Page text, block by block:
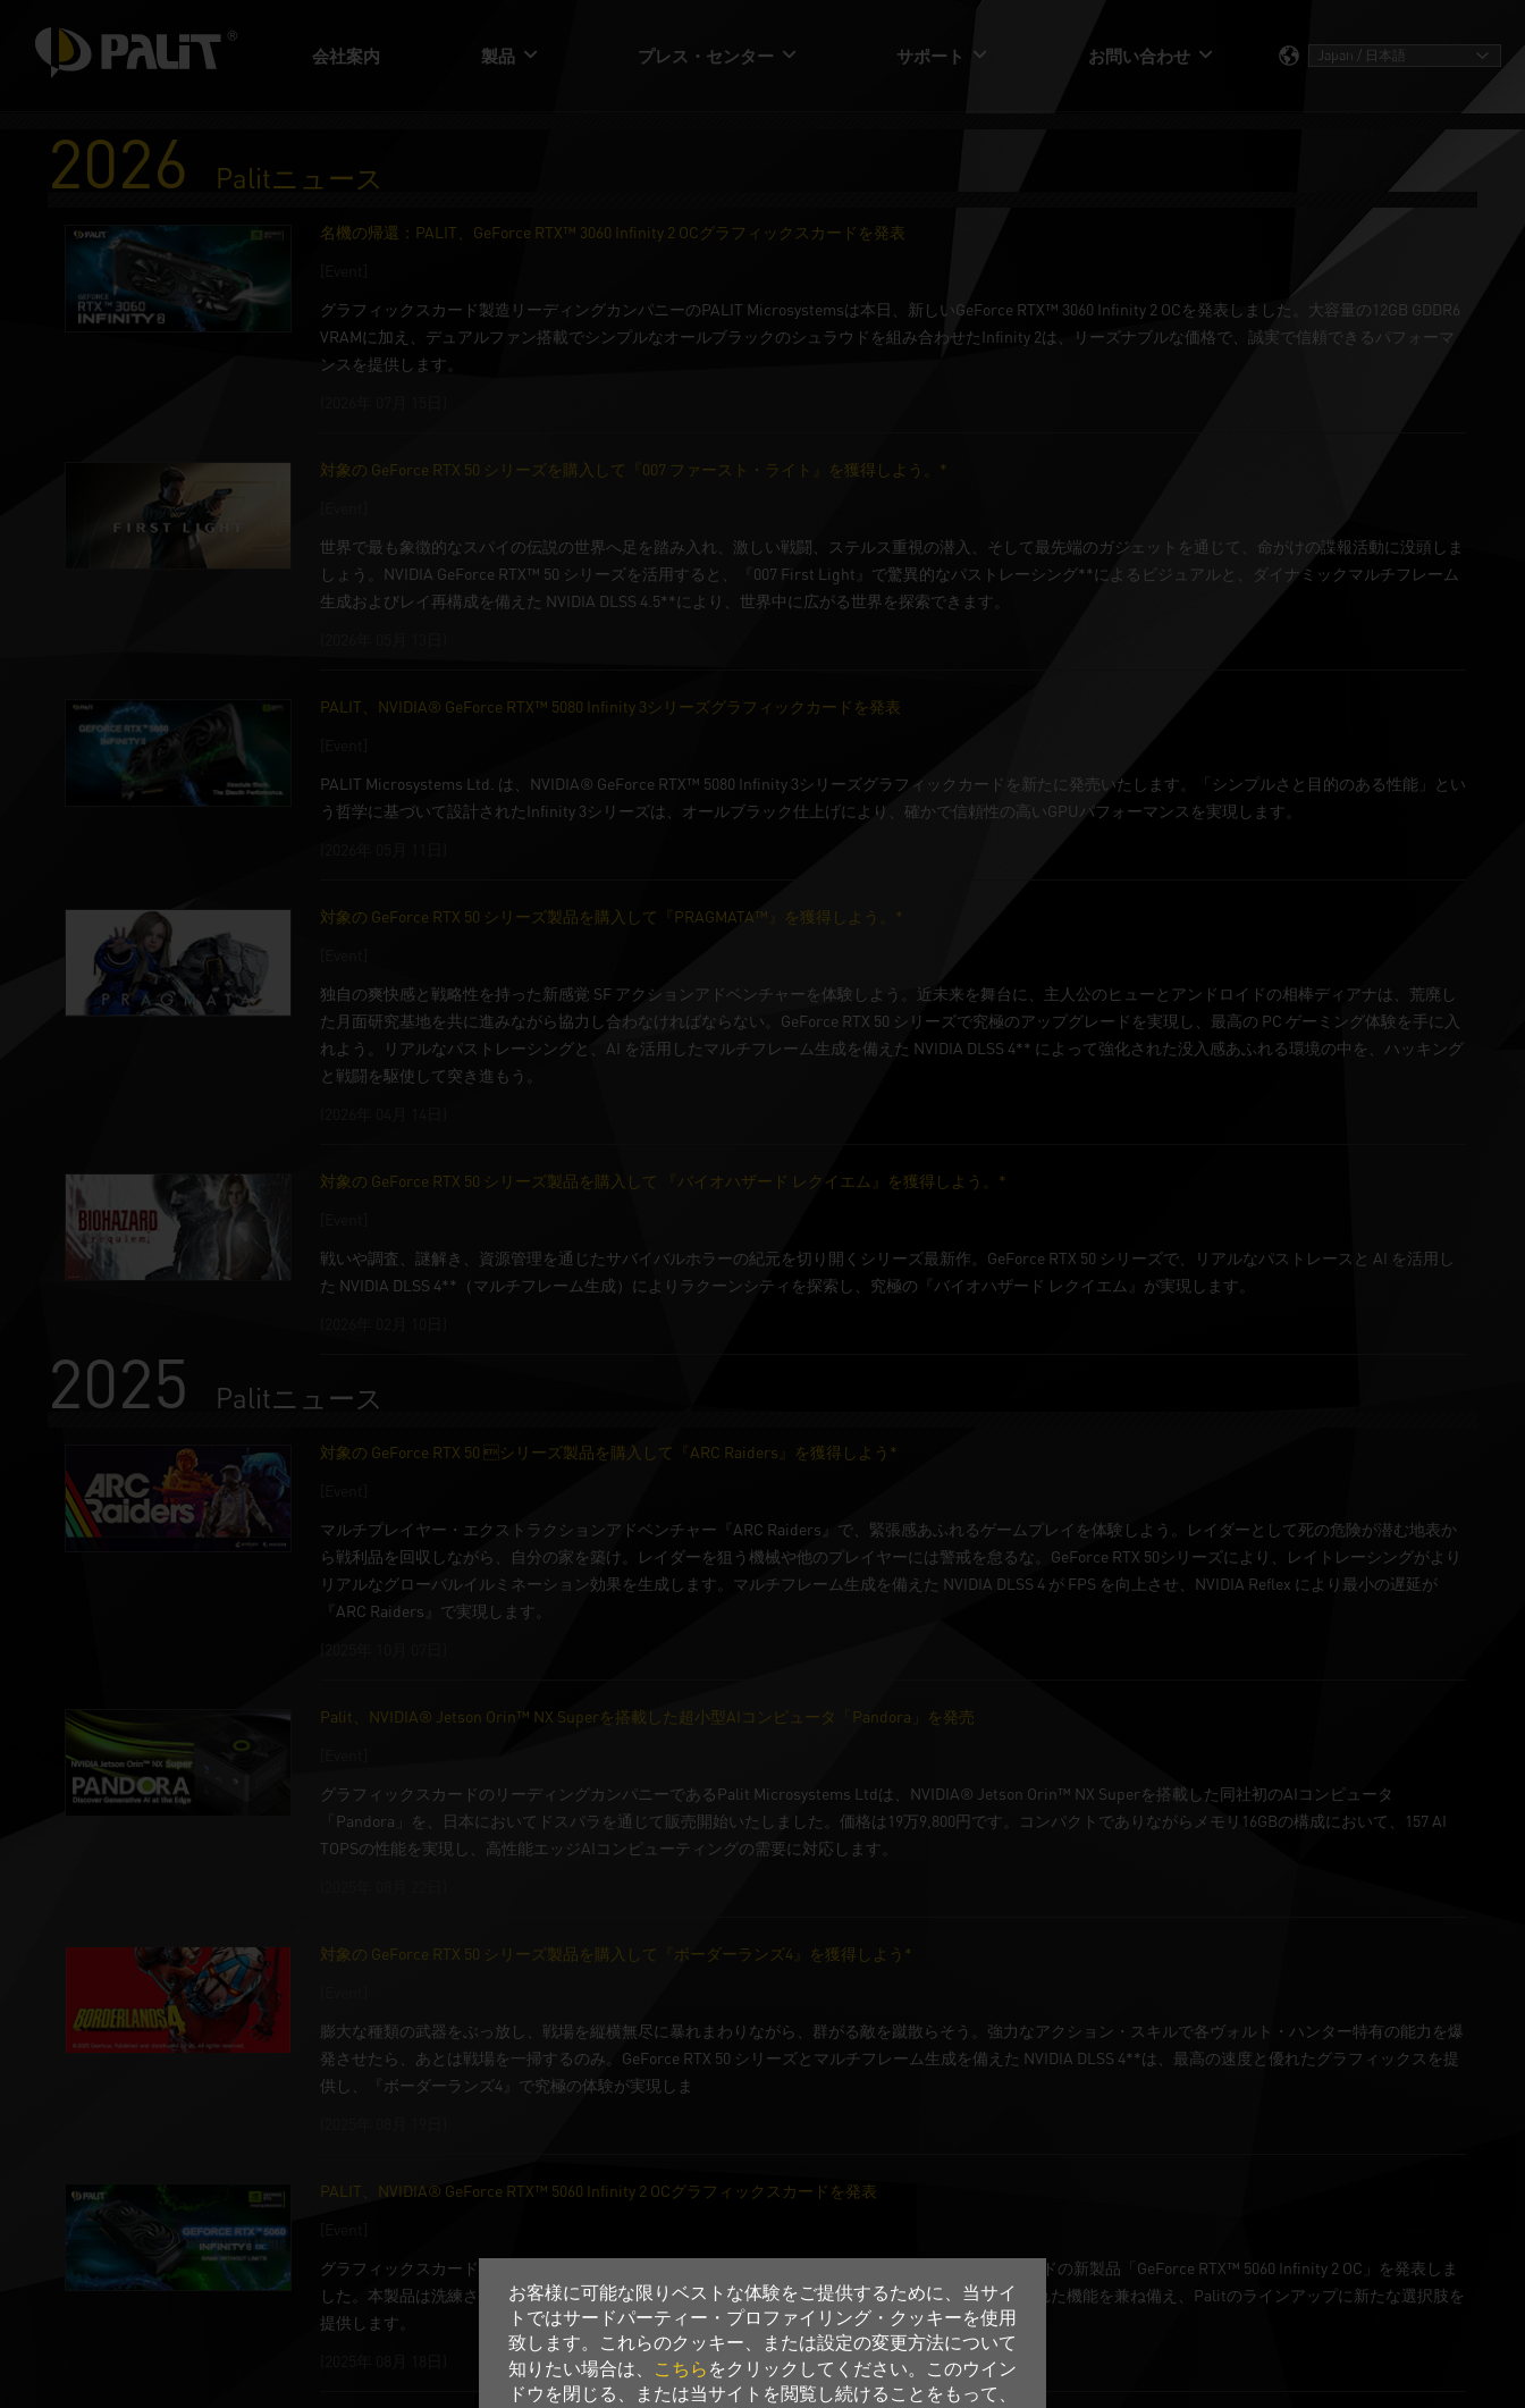
お客様に可能な限りベストな体験をご提供するために、当サイ
トではサードパーティー・プロファイリング・クッキーを使用
致します。これらのクッキー、または設定の変更方法について
知りたい場合は、
こちら をクリックしてください。このウイン
ドウを閉じる、または当サイトを閲覧し続けることをもって、
会社案内 製品 プレス・センター サポート お問い合わせ
2026 Palitニュース
名機の帰還：PALIT、GeForce RTX™ 3060 Infinity 2 OCグラフィックスカードを発表
グラフィックスカード製造リーディングカンパニーのPALIT Microsystemsは本日、新しいGeForce RTX™ 3060 Infinity 2 OCを発表しました。大容量の12GB GDDR6
VRAMに加え、デュアルファン搭載でシンプルなオールブラックのシュラウドを組み合わせたInfinity 2は、リーズナブルな価格で、誠実で信頼できるパフォーマ
ンスを提供します。
対象の GeForce RTX 50 シリーズを購入して『007 ファースト・ライト』を獲得しよう。*
世界で最も象徴的なスパイの伝説の世界へ足を踏み入れ、激しい戦闘、ステルス重視の潜入、そして最先端のガジェットを通じて、命がけの諜報活動に没頭しま
しょう。NVIDIA GeForce RTX™ 50 シリーズを活用すると、『007 First Light』で驚異的なパストレーシング**によるビジュアルと、ダイナミックマルチフレーム
生成およびレイ再構成を備えた NVIDIA DLSS 4.5**により、世界中に広がる世界を探索できます。
PALIT、NVIDIA® GeForce RTX™ 5080 Infinity 3シリーズグラフィックカードを発表
PALIT Microsystems Ltd. は、NVIDIA® GeForce RTX™ 5080 Infinity 3シリーズグラフィックカードを新たに発売いたします。「シンプルさと目的のある性能」とい
う哲学に基づいて設計されたInfinity 3シリーズは、オールブラック仕上げにより、確かで信頼性の高いGPUパフォーマンスを実現します。
対象の GeForce RTX 50 シリーズ製品を購入して『PRAGMATA™』を獲得しよう。*
独自の爽快感と戦略性を持った新感覚 SF アクションアドベンチャーを体験しよう。近未来を舞台に、主人公のヒューとアンドロイドの相棒ディアナは、荒廃し
た月面研究基地を共に進みながら協力し合わなければならない。GeForce RTX 50 シリーズで究極のアップグレードを実現し、最高の PC ゲーミング体験を手に入
れよう。リアルなパストレーシングと、AI を活用したマルチフレーム生成を備えた NVIDIA DLSS 4** によって強化された没入感あふれる環境の中を、ハッキング
と戦闘を駆使して突き進もう。
対象の GeForce RTX 50 シリーズ製品を購入して 『バイオハザード レクイエム』を獲得しよう。*
戦いや調査、謎解き、資源管理を通じたサバイバルホラーの紀元を切り開くシリーズ最新作。GeForce RTX 50 シリーズで、リアルなパストレースと AI を活用し
た NVIDIA DLSS 4**（マルチフレーム生成）によりラクーンシティを探索し、究極の『バイオハザード レクイエム』が実現します。
2025 Palitニュース
対象の GeForce RTX 50 シリーズ製品を購入して『ARC Raiders』を獲得しよう*
マルチプレイヤー・エクストラクションアドベンチャー『ARC Raiders』で、緊張感あふれるゲームプレイを体験しよう。レイダーとして死の危険が潜む地表か
ら戦利品を回収しながら、自分の家を築け。レイダーを狙う機械や他のプレイヤーには警戒を怠るな。GeForce RTX 50シリーズにより、レイトレーシングがより
リアルなグローバルイルミネーション効果を生成します。マルチフレーム生成を備えた NVIDIA DLSS 4 が FPS を向上させ、NVIDIA Reflex により最小の遅延が
『ARC Raiders』で実現します。
Palit、NVIDIA® Jetson Orin™ NX Superを搭載した超小型AIコンピュータ「Pandora」を発売
グラフィックスカードのリーディングカンパニーであるPalit Microsystems Ltdは、NVIDIA® Jetson Orin™ NX Superを搭載した同社初のAIコンピュータ
「Pandora」を、日本においてドスパラを通じて販売開始いたしました。価格は19万9,800円です。コンパクトでありながらメモリ16GBの構成において、157 AI
TOPSの性能を実現し、高性能エッジAIコンピューティングの需要に対応します。
対象の GeForce RTX 50 シリーズ製品を購入して『ボーダーランズ4』を獲得しよう*
膨大な種類の武器をぶっ放し、戦場を縦横無尽に暴れまわりながら、群がる敵を蹴散らそう。強力なアクション・スキルで各ヴォルト・ハンター特有の能力を爆
発させたら、あとは戦場を一掃するのみ。GeForce RTX 50 シリーズとマルチフレーム生成を備えた NVIDIA DLSS 4**は、最高の速度と優れたグラフィックスを提
供し、『ボーダーランズ4』で究極の体験が実現しま
PALIT、NVIDIA® GeForce RTX™ 5060 Infinity 2 OCグラフィックスカードを発表
グラフィックスカードのリーディングメーカーであるPalit Microsystems Ltd.は、グラフィックスカードの新製品「GeForce RTX™ 5060 Infinity 2 OC」を発表しま
した。本製品は洗練されたデザインと優れた冷却性能、そしてゲーマーやクリエイター向けに強化された機能を兼ね備え、Palitのラインアップに新たな選択肢を
提供します。